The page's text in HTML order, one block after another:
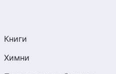
Книги
Химни